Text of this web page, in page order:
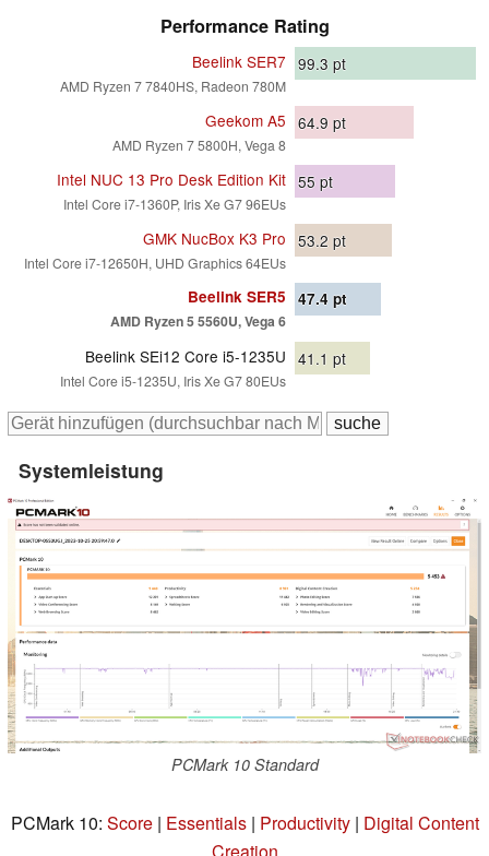
Performance Rating
Beelink SER7
AMD Ryzen 7 7840HS, Radeon 780M
99.3 pt
Geekom A5
AMD Ryzen 7 5800H, Vega 8
64.9 pt
Intel NUC 13 Pro Desk Edition Kit
Intel Core i7-1360P, Iris Xe G7 96EUs
55 pt
GMK NucBox K3 Pro
Intel Core i7-12650H, UHD Graphics 64EUs
53.2 pt
Beelink SER5
AMD Ryzen 5 5560U, Vega 6
47.4 pt
Beelink SEi12 Core i5-1235U
Intel Core i5-1235U, Iris Xe G7 80EUs
41.1 pt
Systemleistung
PCMark 10 Standard
PCMark 10: Score| Essentials| Productivity| Digital Content